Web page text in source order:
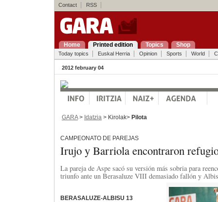
Contact RSS
Home Printed edition Topics Shop
Today topics Euskal Herria Opinion Sports World
2012 february 04
GARA> Idatzia > Kirolak> Pilota
CAMPEONATO DE PAREJAS
Irujo y Barriola encontraron
La pareja de Aspe sacó su versión más sobria para
triunfo ante un Berasaluze VIII demasiado fallón y
BERASALUZE-ALBISU 13